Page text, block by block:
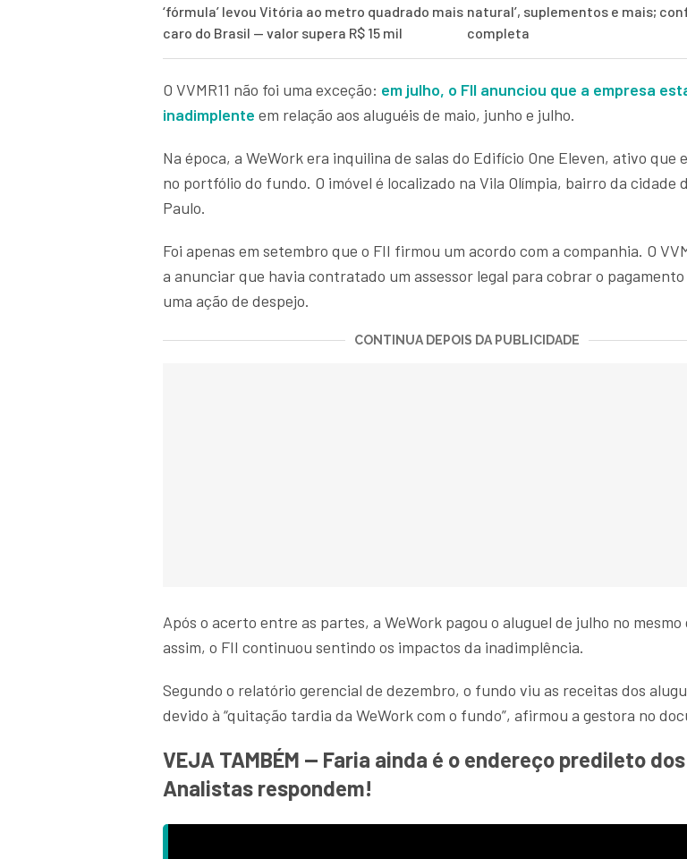
‘fórmula’ levou Vitória ao metro quadrado mais
caro do Brasil — valor supera R$ 15 mil
natural’, suplementos e mais;
completa
O VVMR11 não foi uma exceção: em julho, o FII anunciou que a empresa
inadimplente em relação aos aluguéis de maio, junho e julho.
Na época, a WeWork era inquilina de salas do Edifício One Eleven, ativo que
no portfólio do fundo. O imóvel é localizado na Vila Olímpia, bairro da cidade
Paulo.
Foi apenas em setembro que o FII firmou um acordo com a companhia. O
a anunciar que havia contratado um assessor legal para cobrar o
uma ação de despejo.
CONTINUA DEPOIS DA PUBLICIDADE
Após o acerto entre as partes, a WeWork pagou o aluguel de julho no mesmo
assim, o FII continuou sentindo os impactos da inadimplência.
Segundo o relatório gerencial de dezembro, o fundo viu as receitas dos
devido à “quitação tardia da WeWork com o fundo”, afirmou a gestora no
VEJA TAMBÉM — Faria ainda é o endereço predileto
Analistas respondem!